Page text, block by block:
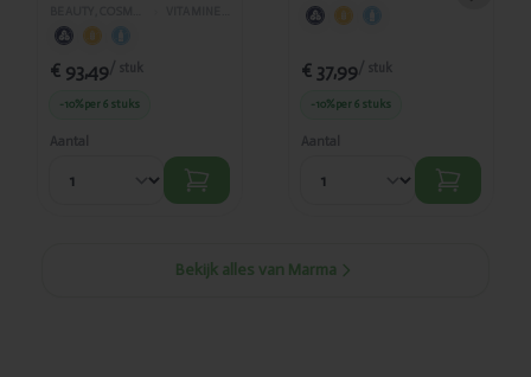
€ 93,49/ stuk
-10%per 6 stuks
Aantal
€ 37,99/ stuk
-10%per 6 stuks
Aantal
Bekijk alles van Marma